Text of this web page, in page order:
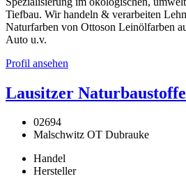
Tiefbau. Wir handeln & verarbeiten
Naturfarben von Ottoson Leinölfarben
Auto u.v.
Profil ansehen
Lausitzer
02694
Malschwitz OT Dubrauke
Handel
Hersteller